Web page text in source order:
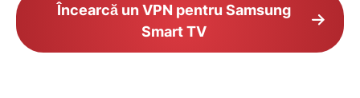
Încearcă un VPN pentru Samsung
Smart TV